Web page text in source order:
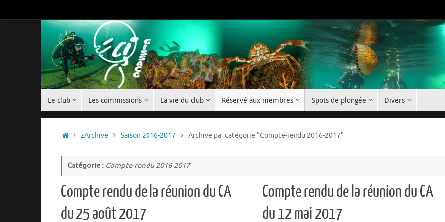
au
Le club Les commissions La vie du club Réservé aux membres Spots de plongée Divers
Accueil
zArchive Saison 2016-2017 Archive par catégorie "Compte-rendu 2016-2017"
Catégorie : Compte-rendu 2016-2017
Compte rendu de la réunion du CA
du 25 août 2017
Compte rendu de la réunion du CA
du 12 mai 2017